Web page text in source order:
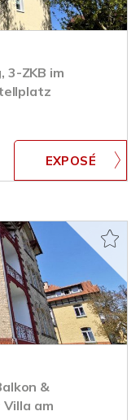
3-ZKB im
&
am